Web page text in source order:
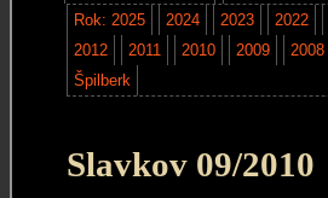
Rok: 2025 2024 2023 2022
2012
2011 2010 2009 2008
Špilberk
Slavkov 09/2010